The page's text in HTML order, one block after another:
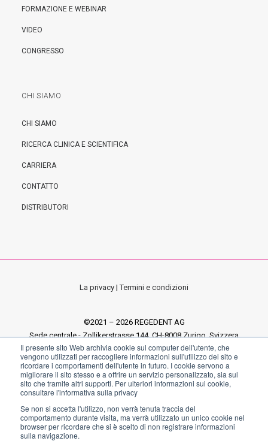
Il presente sito Web archivia cookie sul computer dell'utente, che
vengono utilizzati per raccogliere informazioni sull'utilizzo del sito e
ricordare i comportamenti dell'utente in futuro. I cookie servono a
migliorare il sito stesso e a offrire un servizio personalizzato, sia sul
sito che tramite altri supporti. Per ulteriori informazioni sui cookie,
consultare l'informativa sulla privacy
Se non si accetta l'utilizzo, non verrà tenuta traccia del
comportamento durante visita, ma verrà utilizzato un unico cookie nel
browser per ricordare che si è scelto di non registrare informazioni
sulla navigazione.
FORMAZIONE E WEBINAR
VIDEO
CONGRESSO
CHI SIAMO
CHI SIAMO
RICERCA CLINICA E SCIENTIFICA
CARRIERA
CONTATTO
DISTRIBUTORI
La privacy |Termini e condizioni
©2021 – 2026 REGEDENT AG
Sede centrale - Zollikerstrasse 144, CH-8008 Zurigo, Svizzera
Ufficio tedesco - Pfarrgasse 6, 97337 Dettelbach, Germania
Ufficio italiano - Via E. Fermi 18, Sandrigo 36066 VI, Italia